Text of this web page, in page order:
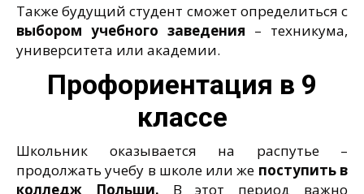
Также будущий студент сможет определиться с
выбором учебного заведения – техникума,
университета или академии.
Профориентация в 9
классе
Школьник оказывается на распутье –
продолжать учебу в школе или же поступить в
колледж Польши. В этот период важно